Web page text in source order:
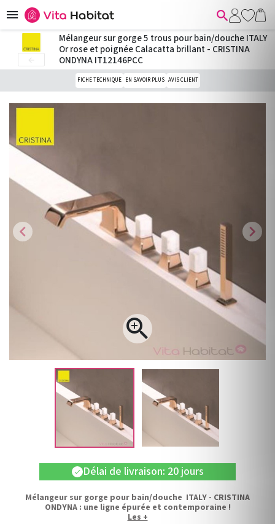
 
chevron_left

chevron_right
Mélangeur sur gorge 5 trous pour bain/douche ITALY
Or rose et poignée Calacatta brillant - CRISTINA
ONDYNA IT12146PCC
FICHE TECHNIQUE EN SAVOIR PLUS AVIS CLIENT
check Délai de livraison: 20 jours
Mélangeur sur gorge pour bain/douche ITALY - CRISTINA
ONDYNA : une ligne épurée et contemporaine !
Les +